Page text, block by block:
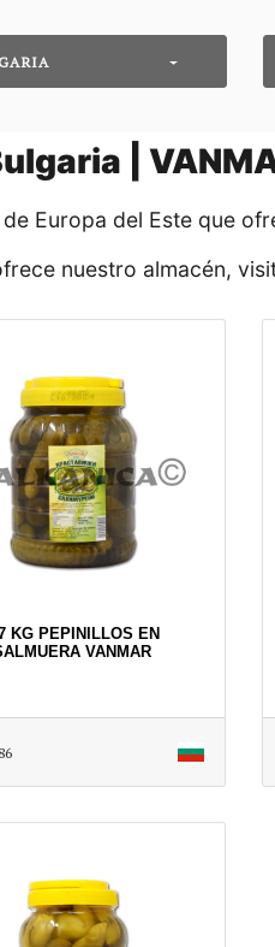
|
Europa del Este que
nuestro almacén,
KG PEPINILLOS EN
VANMAR